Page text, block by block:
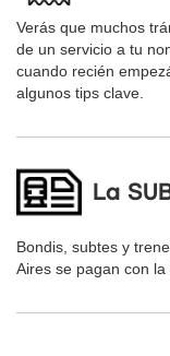
Verás que muchos
de un servicio a tu
cuando recién
algunos tips clave.
La
Bondis, subtes y
Aires se pagan con la